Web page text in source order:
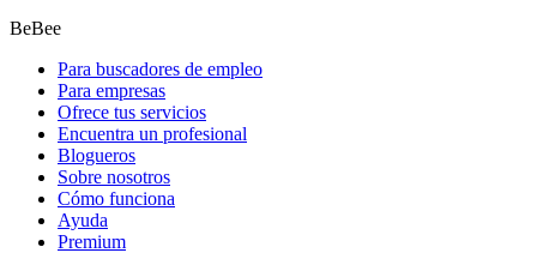
BeBee
Para buscadores de empleo
Para empresas
Ofrece tus servicios
Encuentra un profesional
Blogueros
Sobre nosotros
Cómo funciona
Ayuda
Premium